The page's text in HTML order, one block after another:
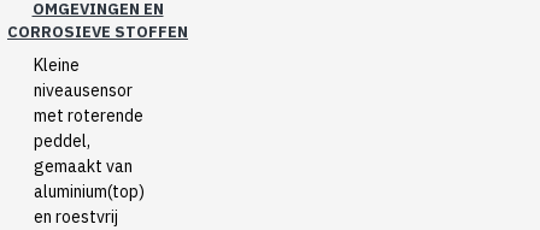
OMGEVINGEN EN
CORROSIEVE STOFFEN
Kleine
niveausensor
met roterende
peddel,
gemaakt van
aluminium(top)
en roestvrij